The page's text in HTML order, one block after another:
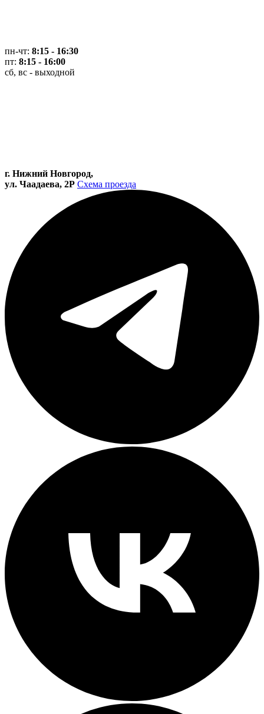
пн-чт: 8:15 - 16:30
пт: 8:15 - 16:00
сб, вс - выходной
г. Нижний Новгород,
ул. Чаадаева, 2Р Схема проезда